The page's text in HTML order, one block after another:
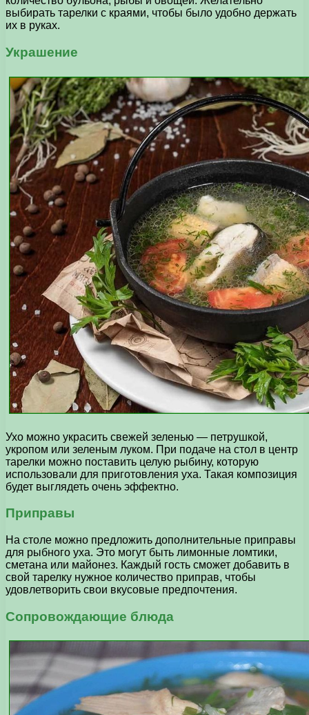
выбирать тарелки с краями, чтобы было удобно держать
их в руках.
Украшение
Ухо можно украсить свежей зеленью — петрушкой,
укропом или зеленым луком. При подаче на стол в центр
тарелки можно поставить целую рыбину, которую
использовали для приготовления уха. Такая композиция
будет выглядеть очень эффектно.
Приправы
На столе можно предложить дополнительные приправы
для рыбного уха. Это могут быть лимонные ломтики,
сметана или майонез. Каждый гость сможет добавить в
свой тарелку нужное количество приправ, чтобы
удовлетворить свои вкусовые предпочтения.
Сопровождающие блюда